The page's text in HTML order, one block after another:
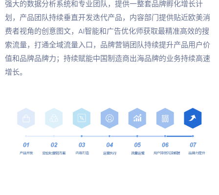
强大的数据分析系统和专业团队，提供一整套品牌孵化增长计
划，产品团队持续垂直开发迭代产品，内容部门提供贴近欧美消
费者视角的创意图文，AI智能和广告优化师获取最精准高效的搜
索流量，打通全域流量入口，品牌营销团队持续提升产品用户价
值和品牌品牌力；持续赋能中国制造商出海品牌的业务持续高速
增长。